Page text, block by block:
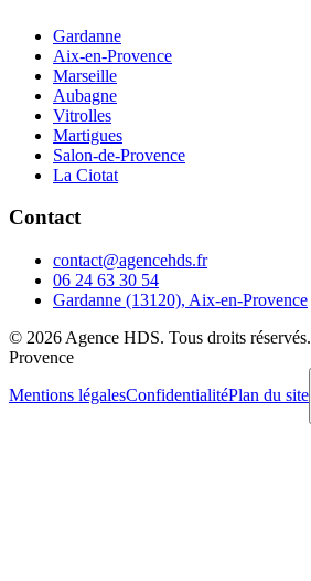
Gardanne
Aix-en-Provence
Marseille
Aubagne
Vitrolles
Martigues
Salon-de-Provence
La Ciotat
Contact
contact@agencehds.fr
06 24 63 30 54
Gardanne (13120), Aix-en-Provence
© 2026 Agence HDS. Tous droits réservés.
Provence
Mentions légalesConfidentialitéPlan du site